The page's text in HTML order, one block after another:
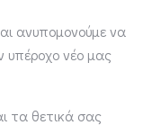
ανυπομονούμε να
υπέροχο νέο μας
τα θετικά σας